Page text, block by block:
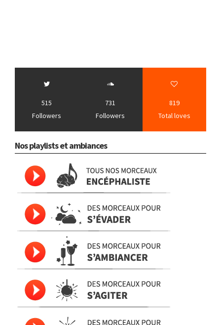
515
Followers
731
Followers
819
Total loves
Nos playlists et ambiances